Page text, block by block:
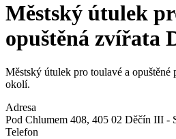
Městský útulek
opuštěná zvířata
Městský útulek pro toulavé a opuštěné
okolí.
Adresa
Pod Chlumem 408, 405 02 Děčín III -
Telefon